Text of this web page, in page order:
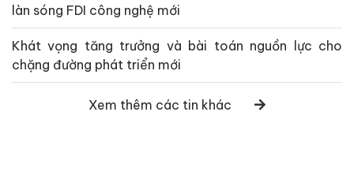
làn sóng FDI công nghệ mới
Khát vọng tăng trưởng và bài toán nguồn lực cho
chặng đường phát triển mới
Xem thêm các tin khác